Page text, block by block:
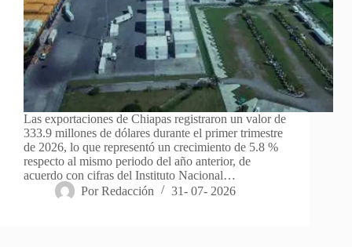
Las exportaciones de Chiapas registraron un valor de
333.9 millones de dólares durante el primer trimestre
de 2026, lo que representó un crecimiento de 5.8 %
respecto al mismo periodo del año anterior, de
acuerdo con cifras del Instituto Nacional…
Por Redacción 31- 07- 2026